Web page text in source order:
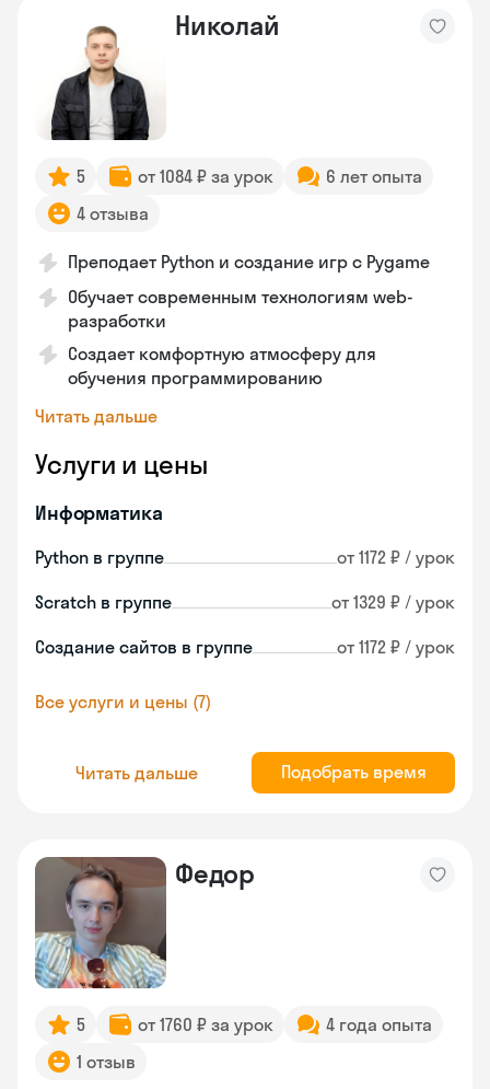
Николай
5 от 1084 ₽ за урок
6 лет опыта
4 отзыва
Преподает Python и создание игр с Pygame
Обучает современным технологиям web-
разработки
Создает комфортную атмосферу для
обучения программированию
Читать дальше
Услуги и цены
Информатика
Python в группе от 1172 ₽ / урок
Scratch в группе от 1329 ₽ / урок
Создание сайтов в группе от 1172 ₽ / урок
Все услуги и цены (7)
Читать дальше Подобрать время
Федор
5 от 1760 ₽ за урок
4 года опыта
1 отзыв